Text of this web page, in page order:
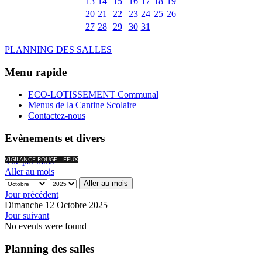
20 21 22 23 24 25 26
27 28 29 30 31
PLANNING DES SALLES
Menu rapide
ECO-LOTISSEMENT Communal
Menus de la Cantine Scolaire
Contactez-nous
Evènements et divers
VIGILANCE ROUGE - FEUX
Vue par mois
Aller au mois
Aller au mois
Jour précédent
Dimanche 12 Octobre 2025
Jour suivant
No events were found
Planning des salles